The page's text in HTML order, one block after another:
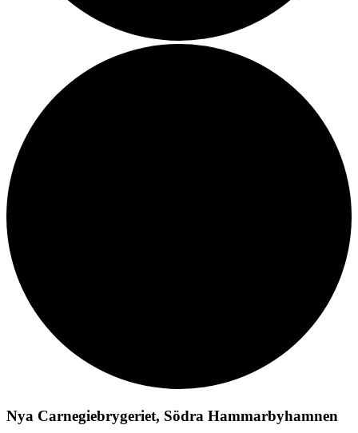
Nya Carnegiebrygeriet, Södra Hammarbyhamnen